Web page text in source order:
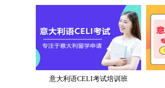
意大利语CELI考试培训班